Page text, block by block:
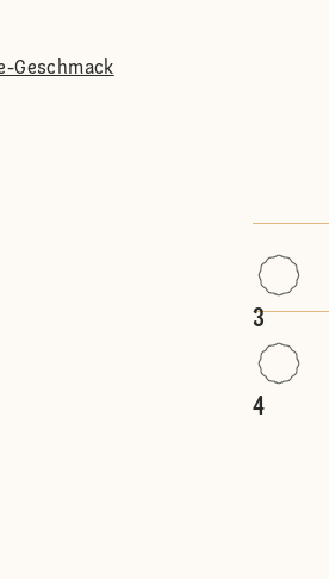
Geschmack
3
4